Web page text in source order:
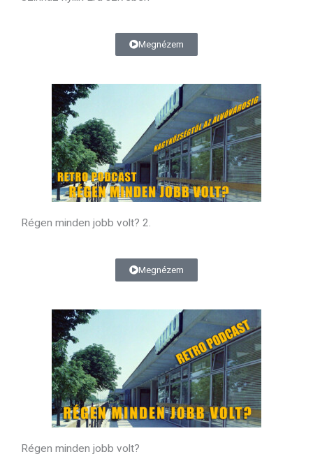
Megnézem
Régen minden jobb volt? 2.
Megnézem
Régen minden jobb volt?